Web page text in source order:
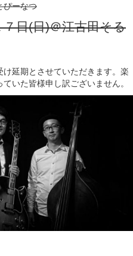
ぴーなつ
７日(日)＠江古田そる
け延期とさせていただきます。楽
いた皆様申し訳ございません。